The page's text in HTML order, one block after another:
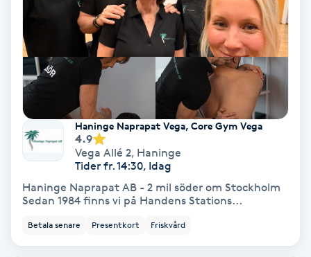
Medicinsk massage
Meditation
Medium
Megavolymfransar
Haninge Naprapat Vega, Core Gym Vega
4.9
Vega Allé 2, Haninge
Tider fr. 14:30, Idag
Haninge Naprapat AB - 2 mil söder om Stockholm
Sedan 1984 finns vi på Handens Stations...
Betala senare Presentkort Friskvård